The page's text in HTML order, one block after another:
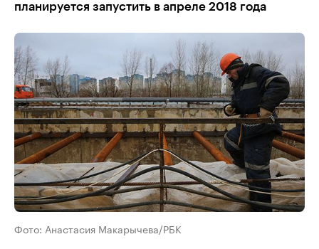
планируется запустить в апреле 2018 года
Фото: Анастасия Макарычева/РБК